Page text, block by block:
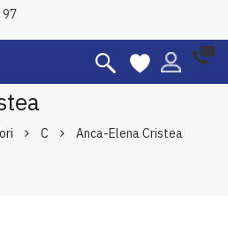
97
C Anca-Elena Cristea